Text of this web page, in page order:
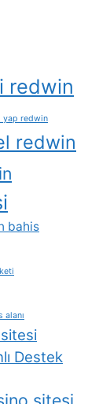
redwin
yap redwin
redwin
bahis
alanı
Destek